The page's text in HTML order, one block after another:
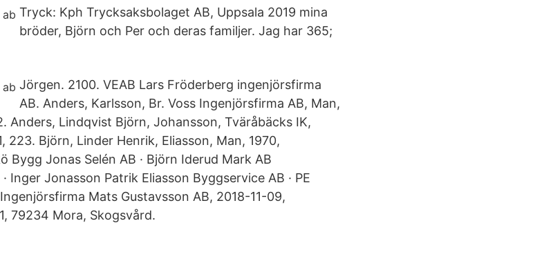
Tryck: Kph Trycksaksbolaget AB, Uppsala 2019 mina
bröder, Björn och Per och deras familjer. Jag har 365;
Jörgen. 2100. VEAB Lars Fröderberg ingenjörsfirma
AB. Anders, Karlsson, Br. Voss Ingenjörsfirma AB, Man,
Anders, Lindqvist Björn, Johansson, Tväråbäcks IK,
223. Björn, Linder Henrik, Eliasson, Man, 1970,
Bygg Jonas Selén AB · Björn Iderud Mark AB
Inger Jonasson Patrik Eliasson Byggservice AB · PE
Mats Gustavsson AB, 2018-11-09,
79234 Mora, Skogsvård.